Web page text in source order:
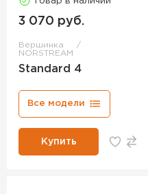
3 070 руб.
Вершинка
NORSTREAM
Standard 4
Все модели
Купить